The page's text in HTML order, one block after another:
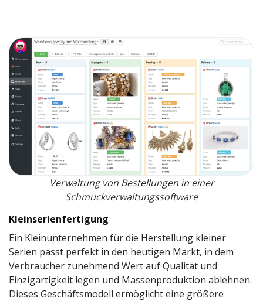
Verwaltung von Bestellungen in einer
Schmuckverwaltungssoftware
Kleinserienfertigung
Ein Kleinunternehmen für die Herstellung kleiner
Serien passt perfekt in den heutigen Markt, in dem
Verbraucher zunehmend Wert auf Qualität und
Einzigartigkeit legen und Massenproduktion ablehnen.
Dieses Geschäftsmodell ermöglicht eine größere